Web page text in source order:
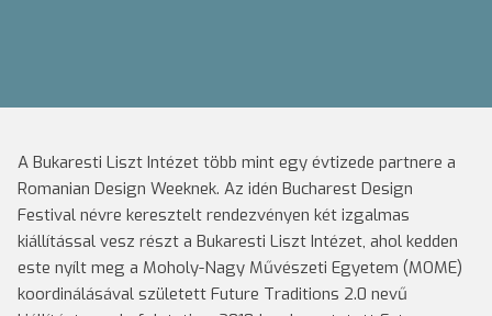
A Bukaresti Liszt Intézet több mint egy évtizede partnere a
Romanian Design Weeknek. Az idén Bucharest Design
Festival névre keresztelt rendezvényen két izgalmas
kiállítással vesz részt a Bukaresti Liszt Intézet, ahol kedden
este nyílt meg a Moholy-Nagy Művészeti Egyetem (MOME)
koordinálásával született Future Traditions 2.0 nevű